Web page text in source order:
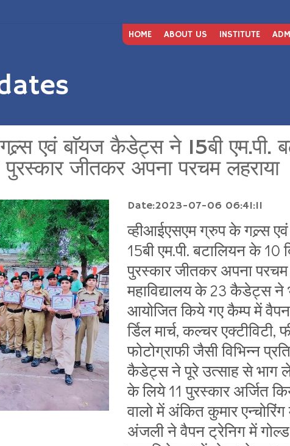
HOME ABOUT US INSTITUTE
एवं बाॅयज कैडेट्स ने 15बी एम.पी.
पुरस्कार जीतकर अपना परचम लहराया
Date:2023-07-06 06:41:11
व्हीआईएसएम ग्रुप के गल्र्स
15बी एम.पी. बटालियन के 10
पुरस्कार जीतकर अपना
महाविद्यालय के 23 कैडेट्स ने
आयोजित किये गए कैम्प में वैपन
र्डिल मार्च, कल्चर एक्टीविटी,
फोटोग्राफी जैसी विभिन्न
कैडेट्स ने पूरे उत्साह से भाग
के लिये 11 पुरस्कार अर्जित
वालो में अंकित कुमार
अंजली ने वैपन ट्रेनिग में